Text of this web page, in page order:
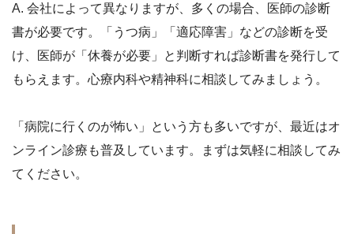
A. 会社によって異なりますが、多くの場合、医師の診断
書が必要です。「うつ病」「適応障害」などの診断を受
け、医師が「休養が必要」と判断すれば診断書を発行して
もらえます。心療内科や精神科に相談してみましょう。
「病院に行くのが怖い」という方も多いですが、最近はオ
ンライン診療も普及しています。まずは気軽に相談してみ
てください。